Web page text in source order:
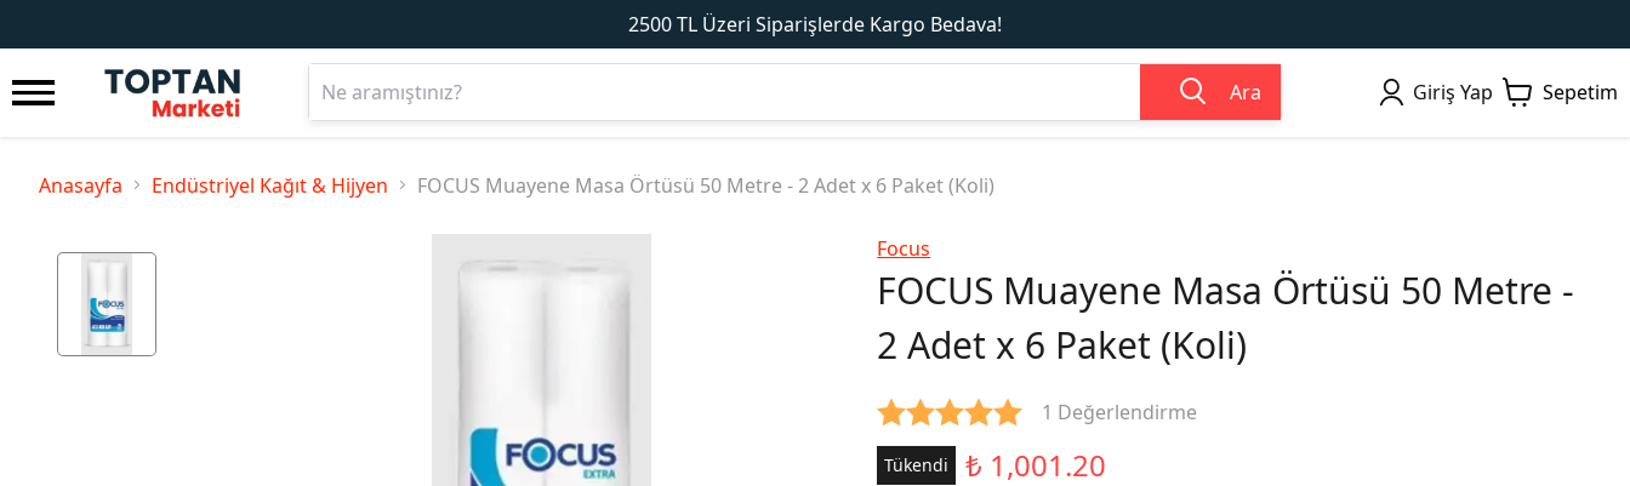
2500 TL Üzeri Siparişlerde Kargo Bedava!
Ara Giriş Yap Sepetim
Anasayfa Endüstriyel Kağıt & Hijyen FOCUS Muayene Masa Örtüsü 50 Metre - 2 Adet x 6 Paket (Koli)
Focus
FOCUS Muayene Masa Örtüsü 50 Metre -
2 Adet x 6 Paket (Koli)
1 Değerlendirme
Tükendi ₺ 1,001.20